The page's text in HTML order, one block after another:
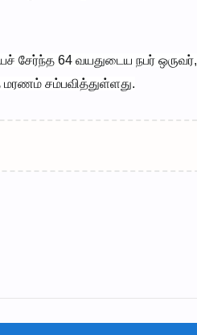
சேர்ந்த 64 வயதுடைய நபர் ஒருவர்,
சம்பவித்துள்ளது.